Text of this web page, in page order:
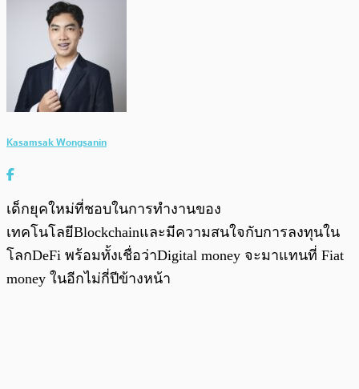
Kasamsak Wongsanin
เด็กยุคใหม่ที่ชอบในการทำงานของ
เทคโนโลยีBlockchainและมีความสนใจกับการลงทุนใน
โลกDeFi พร้อมทั้งเชื่อว่าDigital money จะมาแทนที่ Fiat
money ในอีกไม่กี่ปีข้างหน้า